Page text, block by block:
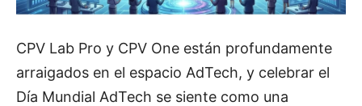
CPV Lab Pro y CPV One están profundamente
arraigados en el espacio AdTech, y celebrar el
Día Mundial AdTech se siente como una